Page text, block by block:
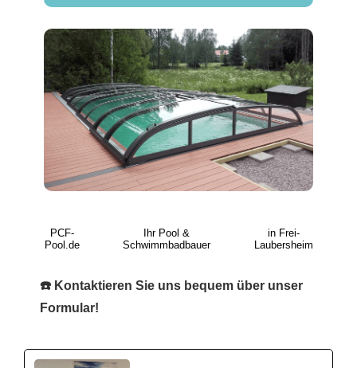
PCF-
Pool.de
Ihr Pool &
Schwimmbadbauer
in Frei-
Laubersheim
☎️ Kontaktieren Sie uns bequem über unser
Formular!